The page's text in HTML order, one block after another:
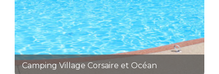
Camping Village Corsaire et Océan